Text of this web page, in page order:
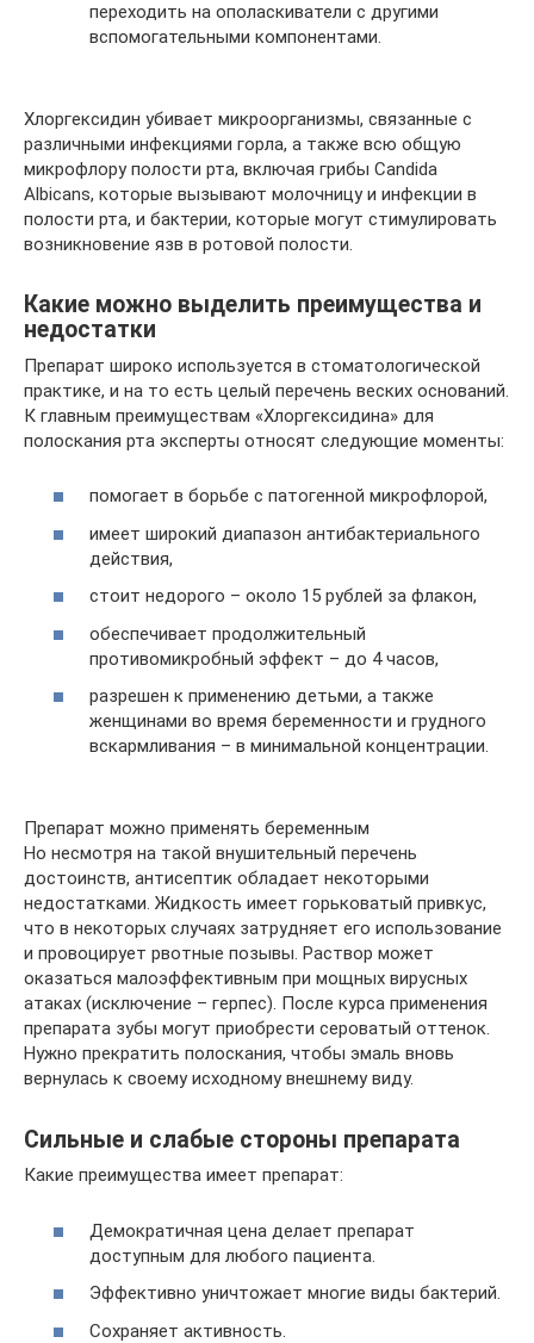
переходить на ополаскиватели с другими
вспомогательными компонентами.
Хлоргексидин убивает микроорганизмы, связанные с
различными инфекциями горла, а также всю общую
микрофлору полости рта, включая грибы Candida
Albicans, которые вызывают молочницу и инфекции в
полости рта, и бактерии, которые могут стимулировать
возникновение язв в ротовой полости.
Какие можно выделить преимущества и
недостатки
Препарат широко используется в стоматологической
практике, и на то есть целый перечень веских оснований.
К главным преимуществам «Хлоргексидина» для
полоскания рта эксперты относят следующие моменты:
помогает в борьбе с патогенной микрофлорой,
имеет широкий диапазон антибактериального
действия,
стоит недорого – около 15 рублей за флакон,
обеспечивает продолжительный
противомикробный эффект – до 4 часов,
разрешен к применению детьми, а также
женщинами во время беременности и грудного
вскармливания – в минимальной концентрации.
Препарат можно применять беременным
Но несмотря на такой внушительный перечень
достоинств, антисептик обладает некоторыми
недостатками. Жидкость имеет горьковатый привкус,
что в некоторых случаях затрудняет его использование
и провоцирует рвотные позывы. Раствор может
оказаться малоэффективным при мощных вирусных
атаках (исключение – герпес). После курса применения
препарата зубы могут приобрести сероватый оттенок.
Нужно прекратить полоскания, чтобы эмаль вновь
вернулась к своему исходному внешнему виду.
Сильные и слабые стороны препарата
Какие преимущества имеет препарат:
Демократичная цена делает препарат
доступным для любого пациента.
Эффективно уничтожает многие виды бактерий.
Сохраняет активность.